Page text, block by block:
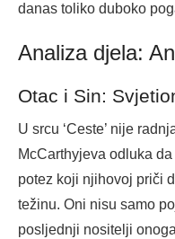
danas toliko duboko
Analiza djela:
Otac i Sin:
U srcu ‘Ceste’ nije
McCarthyjeva odluka
potez koji njihovoj priči
težinu. Oni nisu samo
posljednji nositelji